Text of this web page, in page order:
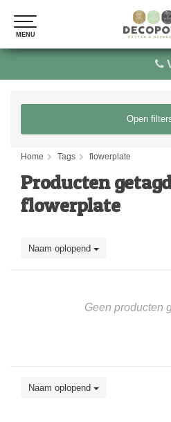
MENU
MENU
Open
Home Tags flowerplate
Producten
flowerplate
Naam oplopend
Geen producten
Naam oplopend